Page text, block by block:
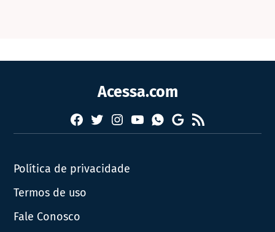
Acessa.com
Facebook
TwitterInstagram
YouTubeWhatsapp
Google
News
RSS
Política de privacidade
Termos de uso
Fale Conosco